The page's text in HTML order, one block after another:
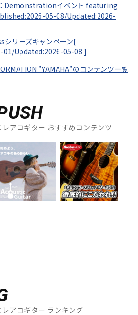
Demonstrationイベント featuring
05-08/Updated:2026-
リーズキャンペーン[
01/Updated:2026-05-08 ]
"YAMAHA"のコンテンツ一覧
アコギター おすすめコンテンツ
アコギター ランキング